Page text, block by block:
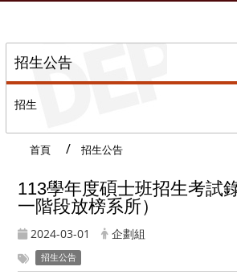
招生公告
招生
首頁 招生公告
113學年度碩士班招生考試
一階段放榜系所）
2024-03-01 企劃組
招生公告